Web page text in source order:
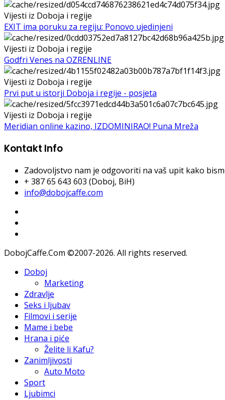
Vijesti iz Doboja i regije
EXIT ima poruku za regiju: Ponovo ujedinjeni
Vijesti iz Doboja i regije
Godfri Venes na OZRENLINE
Vijesti iz Doboja i regije
Prvi put u istorji Doboja i regije - posjeta
Vijesti iz Doboja i regije
Meridian online kazino, IZDOMINIRAO! Puna Mreža
Kontakt Info
Zadovoljstvo nam je odgovoriti na vaš upit kako
+ 387 65 643 603 (Doboj, BiH)
info@dobojcaffe.com
DobojCaffe.Com ©2007-2026. All rights reserved.
Doboj
Marketing
Zdravlje
Seks i ljubav
Filmovi i serije
Mame i bebe
Hrana i piće
Želite li Kafu?
Zanimljivosti
Auto Moto
Sport
Ljubimci